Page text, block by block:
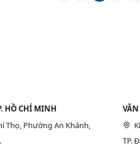
HỒ CHÍ MINH
Thọ, Phường An Khánh,
TP.